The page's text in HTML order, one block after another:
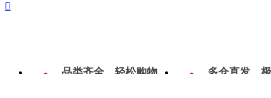

品类齐全，轻松购物 多仓直发，